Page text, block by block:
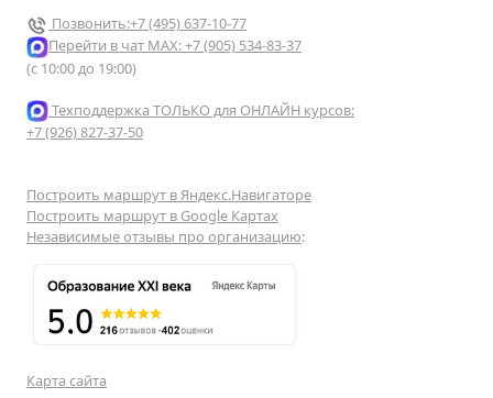
Позвонить:+7 (495) 637-10-77
Перейти в чат МАХ: +7 (905) 534-83-37
(с 10:00 до 19:00)
Техподдержка ТОЛЬКО для ОНЛАЙН курсов:
+7 (926) 827-37-50
Построить маршрут в Яндекс.Навигаторе
Построить маршрут в Google Картах
Независимые отзывы про организацию:
Карта сайта